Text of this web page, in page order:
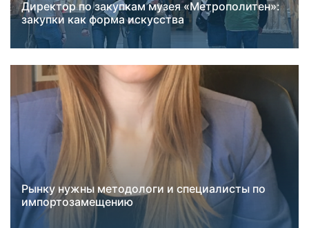
Новости
Успех
Директор по закупкам музея «Метрополитен»:
закупки как форма искусства
Карьера закупщика
Успех
Рынку нужны методологи и специалисты по
импортозамещению